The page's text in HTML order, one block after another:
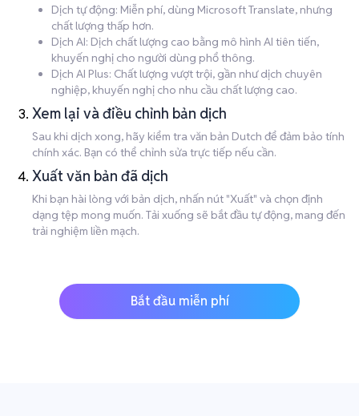
Dịch tự động: Miễn phí, dùng Microsoft Translate, nhưng
chất lượng thấp hơn.
Dịch AI: Dịch chất lượng cao bằng mô hình AI tiên tiến,
khuyến nghị cho người dùng phổ thông.
Dịch AI Plus: Chất lượng vượt trội, gần như dịch chuyên
nghiệp, khuyến nghị cho nhu cầu chất lượng cao.
Xem lại và điều chỉnh bản dịch
Sau khi dịch xong, hãy kiểm tra văn bản Dutch để đảm bảo tính
chính xác. Bạn có thể chỉnh sửa trực tiếp nếu cần.
Xuất văn bản đã dịch
Khi bạn hài lòng với bản dịch, nhấn nút "Xuất" và chọn định
dạng tệp mong muốn. Tải xuống sẽ bắt đầu tự động, mang đến
trải nghiệm liền mạch.
Bắt đầu miễn phí